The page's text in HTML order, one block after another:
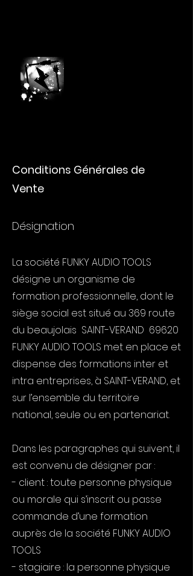
Conditions Générales de
Vente
Désignation
La société FUNKY AUDIO TOOLS
désigne un organisme de
formation professionnelle, dont le
siège social est situé au 369 route
du beaujolais SAINT-VERAND 69620
FUNKY AUDIO TOOLS met en place et
dispense des formations inter et
intra entreprises, à SAINT-VERAND, et
sur l’ensemble du territoire
national, seule ou en partenariat.
Dans les paragraphes qui suivent, il
est convenu de désigner par :
- client : toute personne physique
ou morale qui s’inscrit ou passe
commande d’une formation
auprès de la société FUNKY AUDIO
TOOLS
- stagiaire : la personne physique